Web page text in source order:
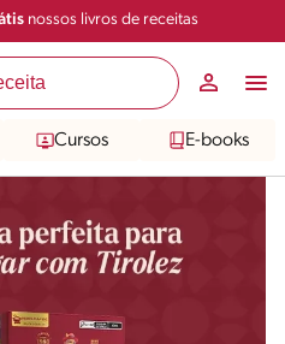
nossos livros de receitas
Cursos E-books